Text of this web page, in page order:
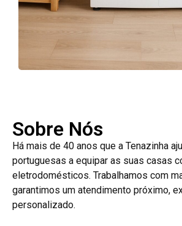
Sobre Nós
Há mais de 40 anos que a Tenazinha
portuguesas a equipar as suas casas
eletrodomésticos. Trabalhamos com
garantimos um atendimento próximo,
personalizado.